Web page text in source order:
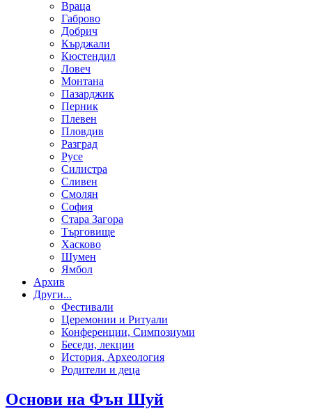
Враца
Габрово
Добрич
Кърджали
Кюстендил
Ловеч
Монтана
Пазарджик
Перник
Плевен
Пловдив
Разград
Русе
Силистра
Сливен
Смолян
София
Стара Загора
Търговище
Хасково
Шумен
Ямбол
Aрхив
Други...
Фестивали
Церемонии и Ритуали
Конференции, Симпозиуми
Беседи, лекции
История, Археология
Родители и деца
Основи на Фън Шуй